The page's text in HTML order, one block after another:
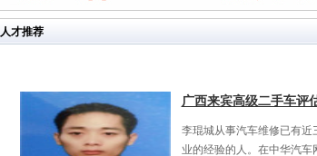
人才推荐
广西来宾高级二手车评
李琨城从事汽车维修已有
业的经验的人。在中华汽